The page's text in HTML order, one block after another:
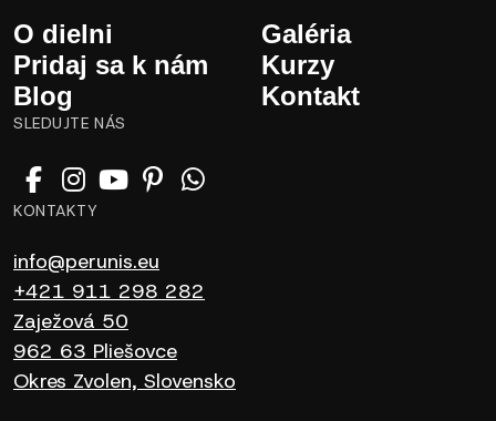
O dielni
Pridaj sa k nám
Blog
Galéria
Kurzy
Kontakt
SLEDUJTE NÁS
KONTAKTY
info@perunis.eu
+421 911 298 282
Zaježová 50
962 63 Pliešovce
Okres Zvolen, Slovensko